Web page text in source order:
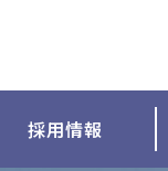
採用情報